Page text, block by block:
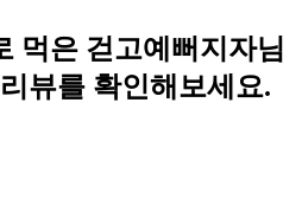
먹은 걷고예뻐지자님
뷰를 확인해보세요.